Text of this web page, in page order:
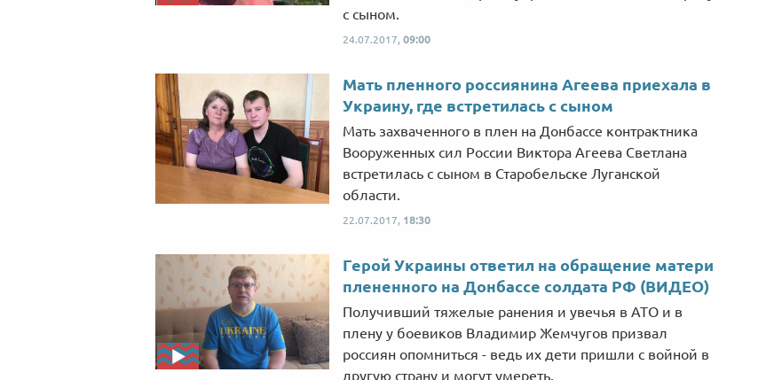
с сыном.
24.07.2017, 09:00
Мать пленного россиянина Агеева приехала в
Украину, где встретилась с сыном
Мать захваченного в плен на Донбассе контрактника
Вооруженных сил России Виктора Агеева Светлана
встретилась с сыном в Старобельске Луганской
области.
22.07.2017, 18:30
Герой Украины ответил на обращение матери
плененного на Донбассе солдата РФ (ВИДЕО)
Получивший тяжелые ранения и увечья в АТО и в
плену у боевиков Владимир Жемчугов призвал
россиян опомниться - ведь их дети пришли с войной в
другую страну и могут умереть.